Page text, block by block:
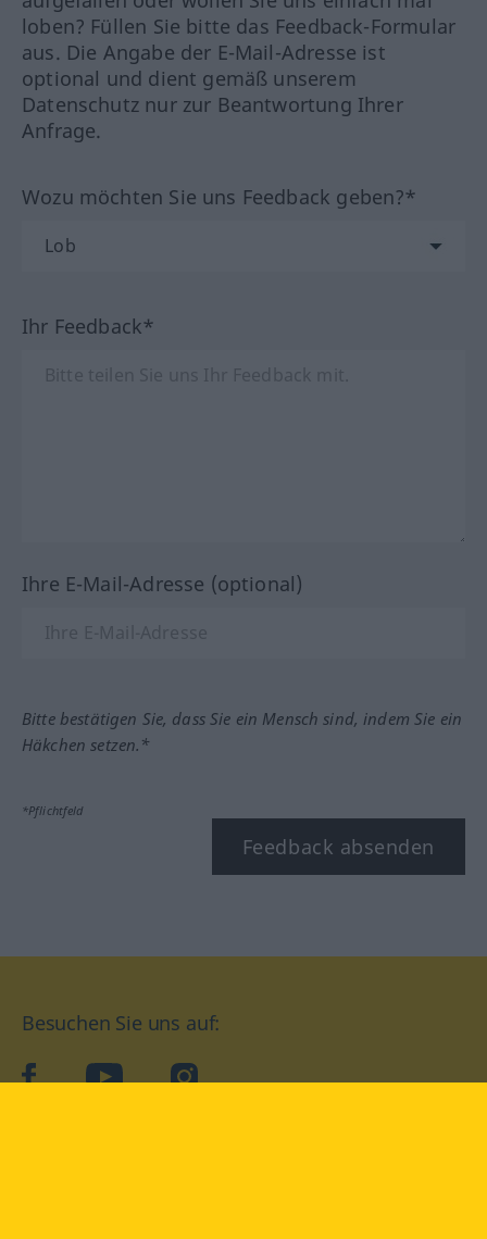
loben? Füllen Sie bitte das Feedback-Formular
aus. Die Angabe der E-Mail-Adresse ist
optional und dient gemäß unserem
Datenschutz nur zur Beantwortung Ihrer
Anfrage.
Wozu möchten Sie uns Feedback geben?*
Ihr Feedback*
Ihre E-Mail-Adresse (optional)
Bitte bestätigen Sie, dass Sie ein Mensch sind, indem Sie ein
Häkchen setzen.*
*Pflichtfeld
Feedback absenden
Besuchen Sie uns auf:
facebookYouTube Instagram